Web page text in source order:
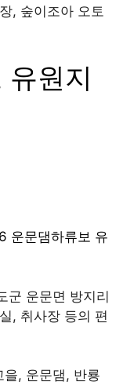
, 숲이조아 오토
원지
운문댐하류보 유
운문면 방지리